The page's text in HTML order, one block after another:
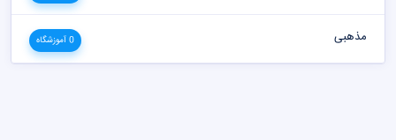
مذهبی 0 آموزشگاه